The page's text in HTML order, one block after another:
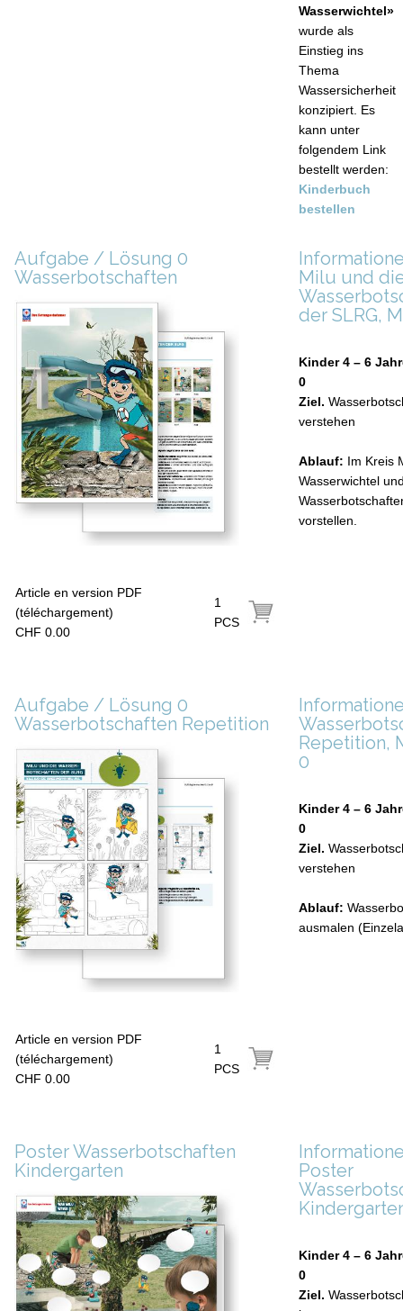
Wasserwichtel»
wurde als
Einstieg ins
Thema
Wassersicherheit
konzipiert. Es
kann unter
folgendem Link
bestellt werden:
Kinderbuch
bestellen
Aufgabe / Lösung 0
Wasserbotschaften
Article en version PDF
(téléchargement)
CHF 0.00
1
PCS
Milu und
der SLRG,
Kinder 4 – 6
0
Ziel.
verstehen
Ablauf: Im Kreis
Wasserwichtel
vorstellen.
Aufgabe / Lösung 0
Wasserbotschaften Repetition
Article en version PDF
(téléchargement)
CHF 0.00
1
PCS
Repetition,
0
Kinder 4 – 6
0
Ziel.
verstehen
Ablauf:
ausmalen
Poster Wasserbotschaften
Kindergarten
Poster
Kinder 4 – 6
0
Ziel.